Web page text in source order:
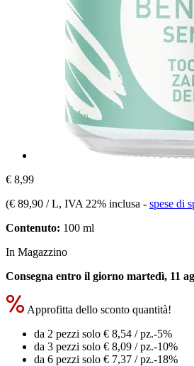
€ 8,99
(€ 89,90 / L, IVA 22% inclusa - spese di
Contenuto: 100 ml
In Magazzino
Consegna entro il giorno martedì, 11
Approfitta dello sconto quantità!
da 2 pezzi solo € 8,54 / pz.-5%
da 3 pezzi solo € 8,09 / pz.-10%
da 6 pezzi solo € 7,37 / pz.-18%